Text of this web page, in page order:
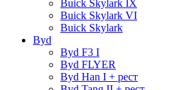
Buick Skylark IX
Buick Skylark VI
Buick Skylark
Byd
Byd F3 I
Byd FLYER
Byd Han I + рест